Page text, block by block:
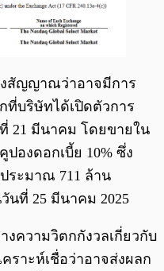
งสัญญาณว่าอาจมีการ
ที่บริษัทได้เปิดตัวการ
21 มีนาคม โดยขายใน
องดอกเบี้ย 10% ซึ่ง
ระมาณ 711 ล้าน
นที่ 25 มีนาคม 2025
งความวิตกกังวลเกี่ยวกับ
ราะห์เชื่อว่าอาจส่งผลก